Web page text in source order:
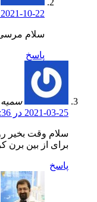
2021-10-22 در 20:34
سلام مرسی
پاسخ
سمیه
2021-03-25 در 02:36
سلام وقت بخیر
برای از بین برن
پاسخ